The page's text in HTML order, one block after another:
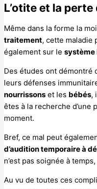
L’otite et la perte
Même dans la forme la
traitement, cette maladie
également sur le système
Des études ont démontré
leurs défenses
nourrissons et les bébés,
êtes à la recherche d’une
moment.
Bref, ce mal peut
d’audition temporaire à
n’est pas soignée à
Au vu de toutes ces